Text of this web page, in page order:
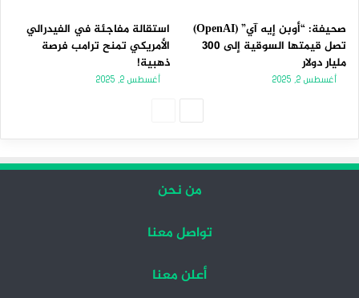
صحيفة: “أوبن إيه آي” (OpenAI)
تصل قيمتها السوقية إلى 300
مليار دولار
أغسطس 2, 2025
استقالة مفاجئة في الفيدرالي
الأمريكي تمنح ترامب فرصة
ذهبية!
أغسطس 2, 2025
من نحن
تواصل معنا
أعلن معنا